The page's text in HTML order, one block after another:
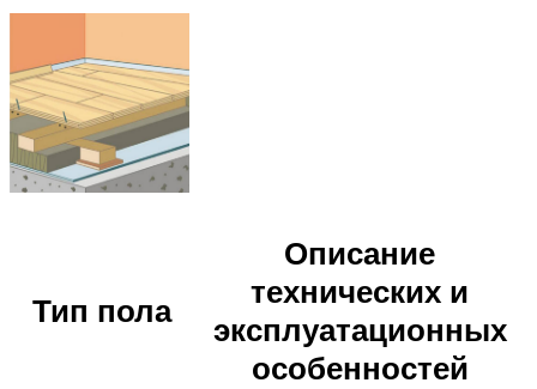
Тип пола
Описание
технических и
эксплуатационных
особенностей